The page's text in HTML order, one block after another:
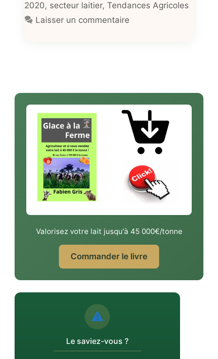
2020, secteur laitier, Tendances Agricoles
Laisser un commentaire
Valorisez votre lait jusqu'à 45 000€/tonne
Commander le livre
⚠️
Le saviez-vous ?